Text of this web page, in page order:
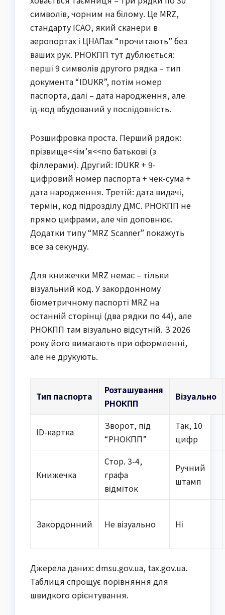
символів, чорним на білому. Це MRZ,
стандарту ICAO, який сканери в
аеропортах і ЦНАПах “прочитають” без
ваших рук. РНОКПП тут дублюється:
перші 9 символів другого рядка – тип
документа “IDUKR”, потім номер
паспорта, далі – дата народження, але
ід-код вбудований у послідовність.
Розшифровка проста. Перший рядок:
прізвище<<ім’я<<по батькові (з
філлерами). Другий: IDUKR + 9-
цифровий номер паспорта + чек-сума +
дата народження. Третій: дата видачі,
термін, код підрозділу ДМС. РНОКПП не
прямо цифрами, але чіп доповнює.
Додатки типу “MRZ Scanner” покажуть
все за секунду.
Для книжечки MRZ немає – тільки
візуальний код. У закордонному
біометричному паспорті MRZ на
останній сторінці (два рядки по 44), але
РНОКПП там візуально відсутній. З 2026
року його вимагають при оформленні,
але не друкують.
Тип паспорта
Розташування
РНОКПП
Візуально
ID-картка
Зворот, під
“РНОКПП”
Так, 10
цифр
Книжечка
Стор. 3-4,
графa
відміток
Ручний
штамп
Закордонний Не візуально Ні
Джерела даних: dmsu.gov.ua, tax.gov.ua.
Таблиця спрощує порівняння для
швидкого орієнтування.